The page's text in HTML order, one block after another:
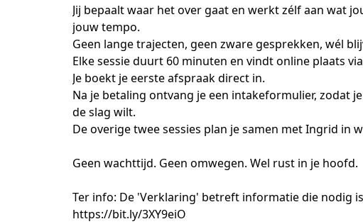
Jij bepaalt waar het over gaat en werkt zélf aan wat
jouw tempo.
Geen lange trajecten, geen zware gesprekken, wél
Elke sessie duurt 60 minuten en vindt online plaats
Je boekt je eerste afspraak direct in.
Na je betaling ontvang je een intakeformulier, zodat
de slag wilt.
De overige twee sessies plan je samen met Ingrid in
Geen wachttijd. Geen omwegen. Wel rust in je hoofd.
Ter info: De 'Verklaring' betreft informatie die nodig
https://bit.ly/3XY9eiO